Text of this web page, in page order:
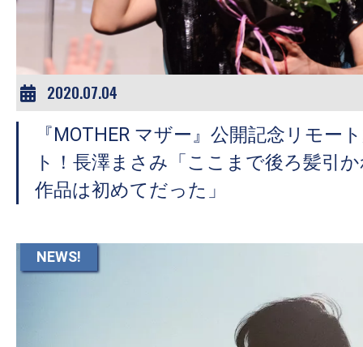
2020.07.04
『MOTHER マザー』公開記念リモー
ト！長澤まさみ「ここまで後ろ髪引
作品は初めてだった」
NEWS!